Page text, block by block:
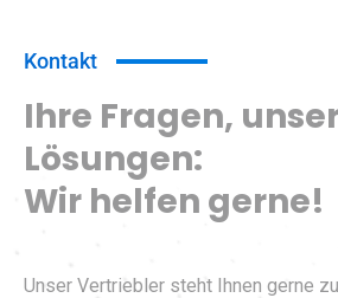
Kontakt
Ihre Fragen,
Lösungen:
Wir helfen gerne!
Unser Vertriebler steht Ihnen gerne